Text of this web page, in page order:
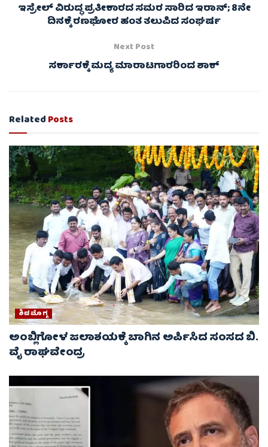
ಇಸ್ರೇಲ್ ವಿರುದ್ಧ ಪ್ರತೀಕಾರದ ಸಮರ ಸಾರಿದ ಇರಾನ್; 8ನೇ
ದಿನಕ್ಕೆ ರಣಘೋರ ಹಂತ ತಲುಪಿದ ಸಂಘರ್ಷ
Next Post
ಸರ್ಕಾರಕ್ಕೆ ಮದ್ಯ ಮಾರಾಟಗಾರರಿಂದ ಶಾಕ್
RelatedPosts
ಶಿವಮೊಗ್ಗ
ಅಂಬ್ಲಿಗೋಳ ಜಲಾಶಯಕ್ಕೆ ಬಾಗಿನ ಅರ್ಪಿಸಿದ ಸಂಸದ ಬಿ.
ವೈ ರಾಘವೇಂದ್ರ